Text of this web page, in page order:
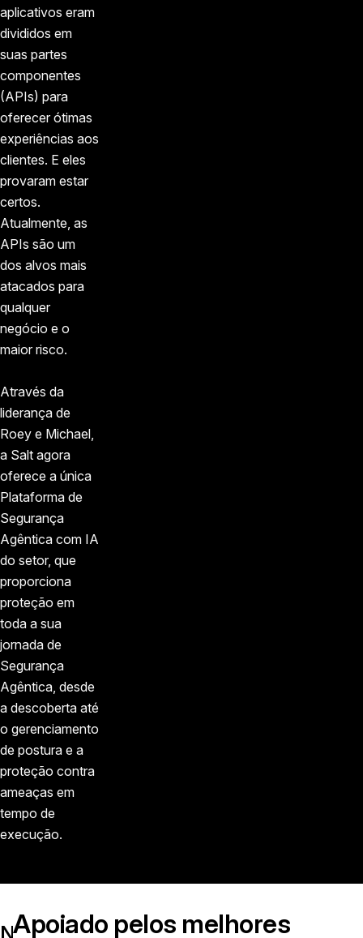
aplicativos eram
divididos em
suas partes
componentes
(APIs) para
oferecer ótimas
experiências aos
clientes. E eles
provaram estar
certos.
Atualmente, as
APIs são um
dos alvos mais
atacados para
qualquer
negócio e o
maior risco.
Através da
liderança de
Roey e Michael,
a Salt agora
oferece a única
Plataforma de
Segurança
Agêntica com IA
do setor, que
proporciona
proteção em
toda a sua
jornada de
Segurança
Agêntica, desde
a descoberta até
o gerenciamento
de postura e a
proteção contra
ameaças em
tempo de
execução.
Apoiado pelos melhores